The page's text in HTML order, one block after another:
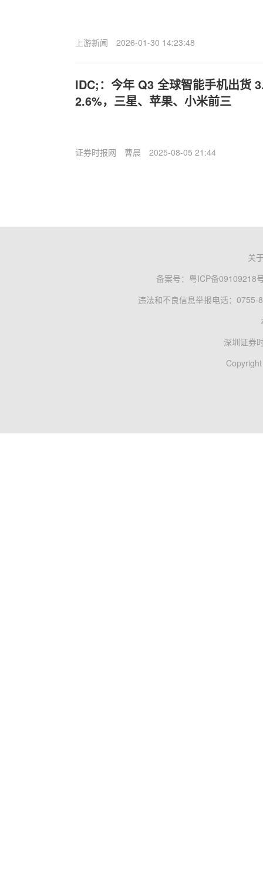
上游新闻 2026-01-30 14:23:48
IDC;：今年 Q3 全球智能手机出货
2.6%，三星、苹果、小米前三
证券时报网 曹晨 2025-08-05 21:44
关
备案号： 粤ICP备09109218
违法和不良信息举报电话：0755-
深圳证券